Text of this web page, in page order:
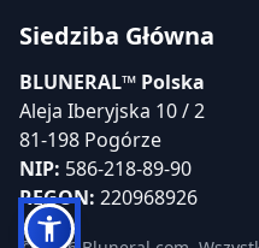
Siedziba Główna
BLUNERAL™ Polska
Aleja Iberyjska 10 / 2
81-198 Pogórze
NIP: 586-218-89-90
REGON: 220968926